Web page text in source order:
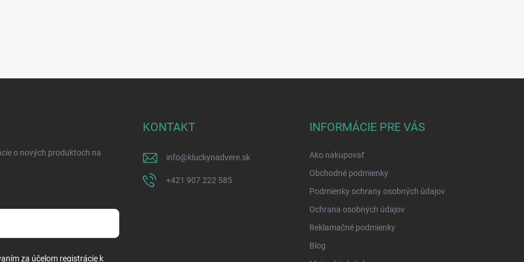
o nových produktoch na
za účelom registrácie k
KONTAKT
info@kluckynadvere.sk
+421 907 222 585
INFORMÁCIE PRE VÁS
Ako nakupovať
Obchodné podmienky
Podmienky ochrany osobných údajov
Ochrana osobných údajov
Reklamačné podmienky
Blog